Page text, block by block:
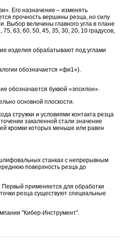
Его назначение – изменять
прочность вершины резца, но силу
Выбор величины главного угла в плане
63, 60, 50, 45, 35, 30, 20, 10 градусов,
изделия обрабатывают под углами
обозначается «фи1»).
обозначается буквой «эпсилон».
основной плоскости.
стружки и условиями контакта резца
закаленной стали значение
кромки которых меньше или равен
станках с непрерывным
поверхность резца до
Первый применяется для обработки
резца существуют специальные
"Кибер-Инструмент".